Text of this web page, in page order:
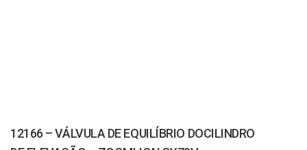
12166 – VÁLVULA DE EQUILÍBRIO DOCILINDRO